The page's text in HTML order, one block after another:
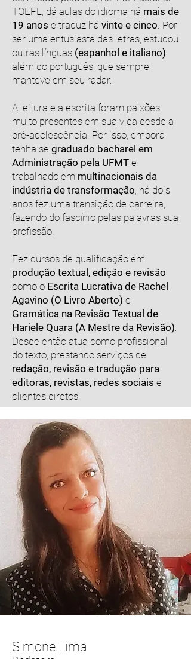
TOEFL, dá aulas do idioma há mais de
19 anos e traduz há vinte e cinco. Por
ser uma entusiasta das letras, estudou
outras línguas (espanhol e italiano)
além do português, que sempre
manteve em seu radar.
A leitura e a escrita foram paixões
muito presentes em sua vida desde a
pré-adolescência. Por isso, embora
tenha se graduado bacharel em
Administração pela UFMT e
trabalhado em multinacionais da
indústria de transformação, há dois
anos fez uma transição de carreira,
fazendo do fascínio pelas palavras sua
profissão.
Fez cursos de qualificação em
produção textual, edição e revisão
como o Escrita Lucrativa de Rachel
Agavino (O Livro Aberto) e
Gramática na Revisão Textual de
Hariele Quara (A Mestre da Revisão).
Desde então atua como profissional
do texto, prestando serviços de
redação, revisão e tradução para
editoras, revistas, redes sociais e
clientes diretos.
Simone Lima